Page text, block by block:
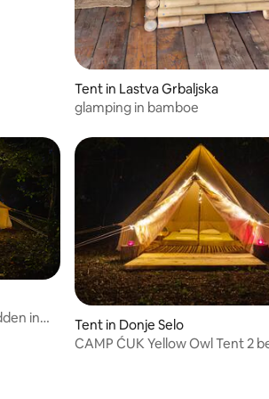
Tent in Lastva Grbaljska
glamping in bamboe
in
Tent in Donje Selo
CAMP ĆUK Yellow Owl Tent 2